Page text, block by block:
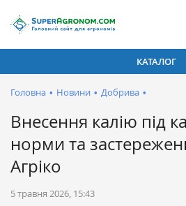
КАТАЛОГ
Головна • Новини • Добрива •
Внесення калію під
норми та
Агріко
5 травня 2026, 15:43